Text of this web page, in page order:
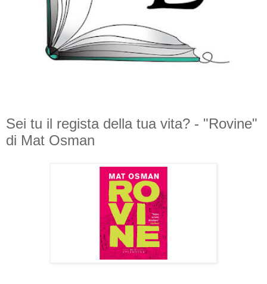
Sei tu il regista della tua vita? - "Rovine"
di Mat Osman